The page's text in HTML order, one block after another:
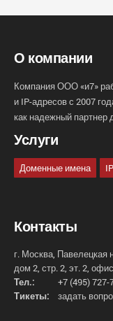
О компании
Компания ООО «и7»
и IP-адресов с 2007
как надежный партнер
Услуги
Доменные имена
Контакты
г. Москва, Павелецкая
дом 2, стр. 2, эт. 2,
Тел.:
+7 (495) 727-
Тикеты:
задать